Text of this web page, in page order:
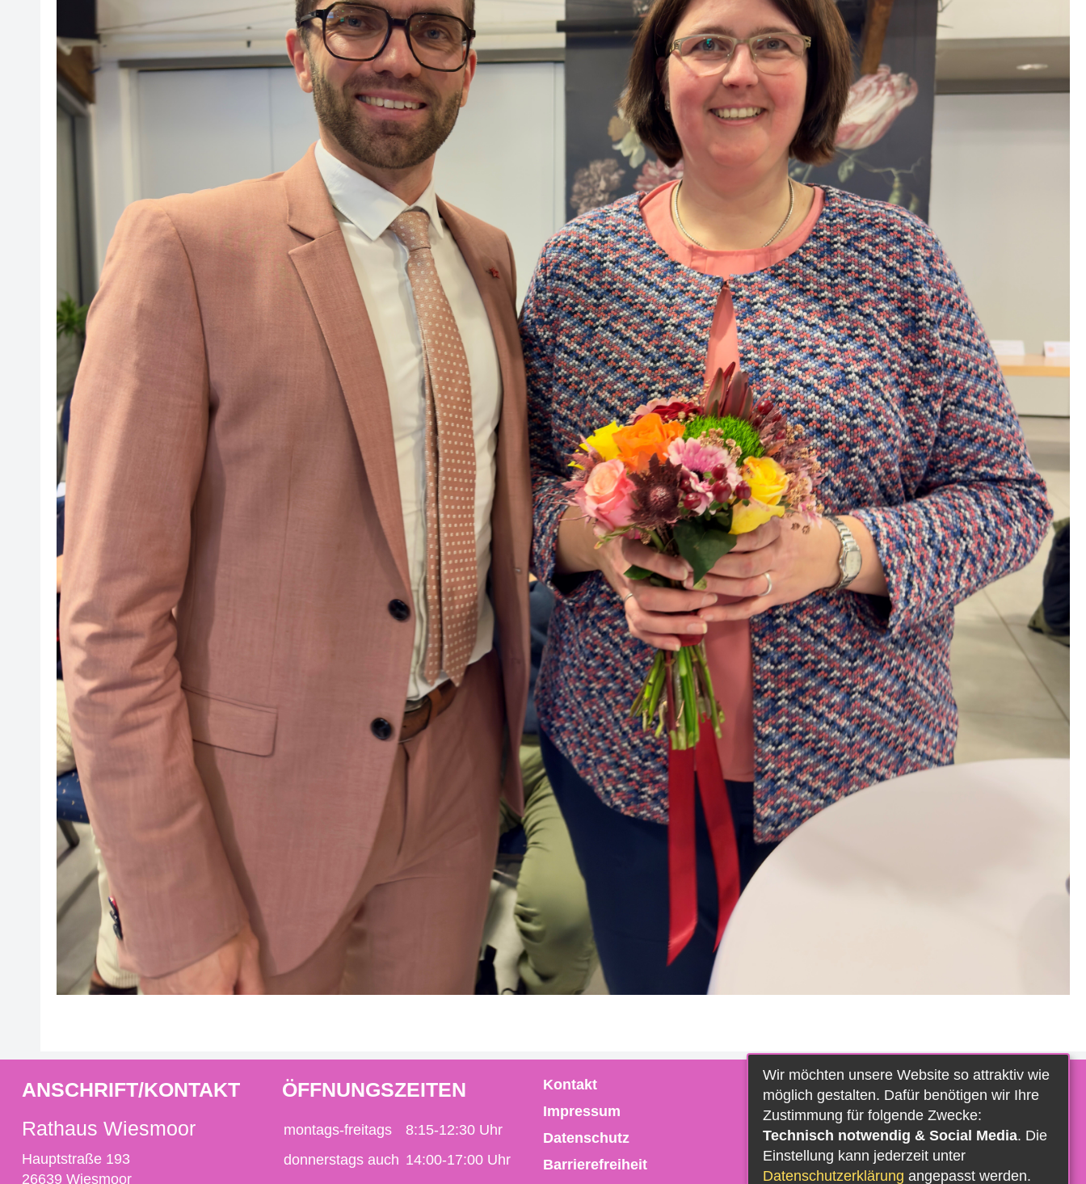
ANSCHRIFT/KONTAKT
Rathaus Wiesmoor
Hauptstraße 193
26639 Wiesmoor
ÖFFNUNGSZEITEN
montags-freitags
8:15-12:30 Uhr
donnerstags auch 14:00-17:00 Uhr
Kontakt
Impressum
Datenschutz
Barrierefreiheit
Wir möchten unsere Website so attraktiv wie
möglich gestalten. Dafür benötigen wir Ihre
Zustimmung für folgende Zwecke:
Technisch notwendig & Social Media. Die
Einstellung kann jederzeit unter
Datenschutzerklärung angepasst werden.